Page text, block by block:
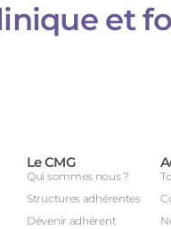
et
Le CMG
Qui sommes nous ?
Structures adhérentes
Dévenir adhérent